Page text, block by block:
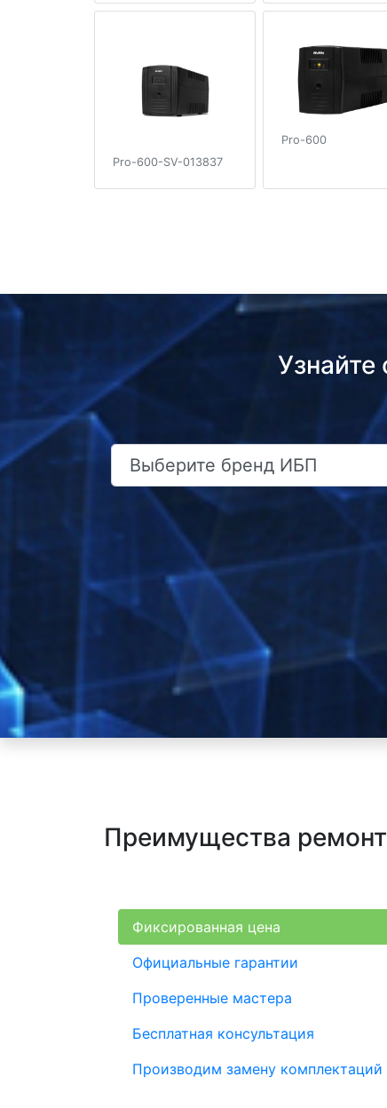
Pro-600-SV-013837
Pro-600
Преимущества
Фиксированная цена
Официальные гарантии
Проверенные мастера
Бесплатная консультация
Производим замену комплектаций